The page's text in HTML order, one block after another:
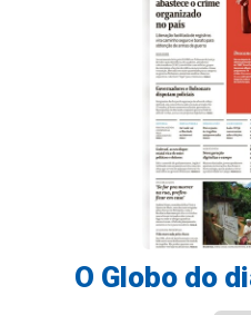
O Globo do